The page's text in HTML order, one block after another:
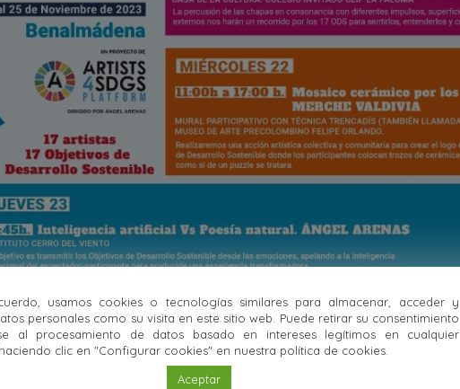
usamos cookies o tecnologías similares para almacenar, acceder y
personales como su visita en este sitio web. Puede retirar su consentimiento
al procesamiento de datos basado en intereses legítimos en cualquier
clic en "Configurar cookies" en nuestra política de cookies.
Aceptar